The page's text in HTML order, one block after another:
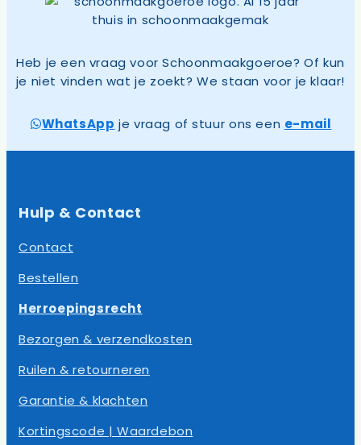
Heb je een vraag voor Schoonmaakgoeroe? Of kun
je niet vinden wat je zoekt? We staan voor je klaar!
WhatsApp je vraag of stuur ons een e-mail
Hulp & Contact
Contact
Bestellen
Herroepingsrecht
Bezorgen & verzendkosten
Ruilen & retourneren
Garantie & klachten
Kortingscode | Waardebon